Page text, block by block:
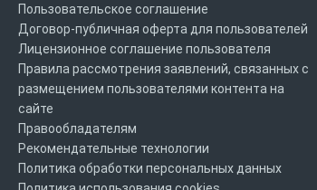
Пользовательское соглашение
Договор-публичная оферта для пользователей
Лицензионное соглашение пользователя
Правила рассмотрения заявлений, связанных с
размещением пользователями контента на
сайте
Правообладателям
Рекомендательные технологии
Политика обработки персональных данных